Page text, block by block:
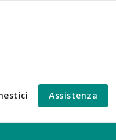
Assistenza